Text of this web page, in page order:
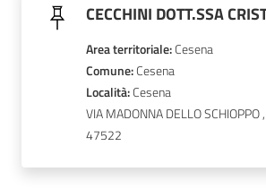
CECCHINI DOTT.SSA
Area territoriale:Cesena
Comune: Cesena
Località: Cesena
VIA MADONNA DELLO SCHIOPPO
47522